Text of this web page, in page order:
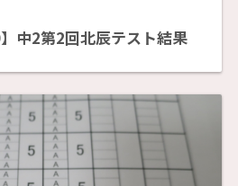
中2第2回北辰テスト結果